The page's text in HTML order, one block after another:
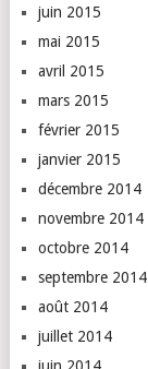
juin 2015
mai 2015
avril 2015
mars 2015
février 2015
janvier 2015
décembre 2014
novembre 2014
octobre 2014
septembre 2014
août 2014
juillet 2014